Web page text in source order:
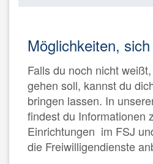
Möglichkeiten,
Falls du noch nicht
gehen soll, kannst du
bringen lassen. In
findest du Informationen
Einrichtungen im FSJ
die Freiwilligendienste